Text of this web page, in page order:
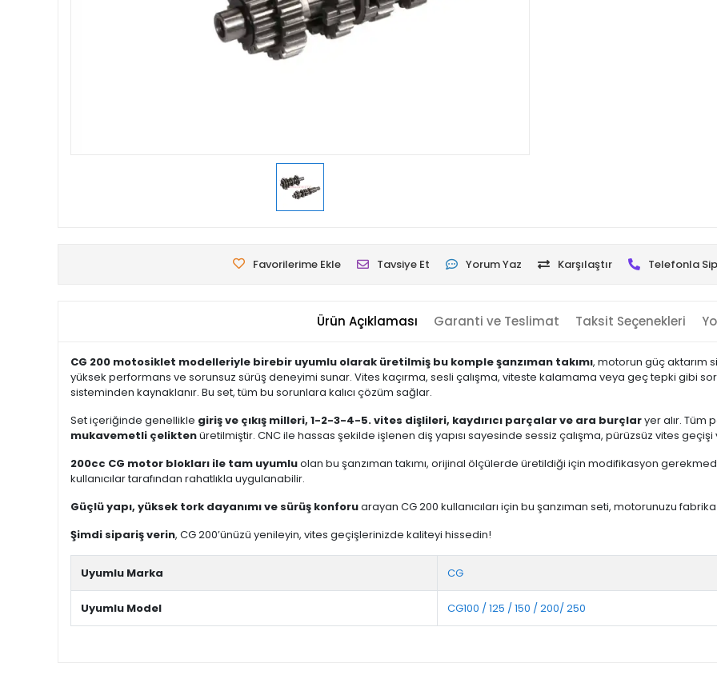
Favorilerime Ekle Tavsiye Et Yorum Yaz Karşılaştır Telefonla
Ürün Açıklaması Garanti ve Teslimat Taksit Seçenekleri
CG 200 motosiklet modelleriyle birebir uyumlu olarak üretilmiş bu komple şanzıman takımı, motorun güç aktarım
yüksek performans ve sorunsuz sürüş deneyimi sunar. Vites kaçırma, sesli çalışma, viteste kalamama veya geç tepki gibi
sisteminden kaynaklanır. Bu set, tüm bu sorunlara kalıcı çözüm sağlar.
Set içeriğinde genellikle giriş ve çıkış milleri, 1-2-3-4-5. vites dişlileri, kaydırıcı parçalar ve ara burçlaryer alır. Tüm
mukavemetli çeliktenüretilmiştir. CNC ile hassas şekilde işlenen diş yapısı sayesinde sessiz çalışma, pürüzsüz vites
200cc CG motor blokları ile tam uyumluolan bu şanzıman takımı, orijinal ölçülerde üretildiği için modifikasyon
kullanıcılar tarafından rahatlıkla uygulanabilir.
Güçlü yapı, yüksek tork dayanımı ve sürüş konforuarayan CG 200 kullanıcıları için bu şanzıman seti, motorunuzu
Şimdi sipariş verin, CG 200’ünüzü yenileyin, vites geçişlerinizde kaliteyi hissedin!
Uyumlu Marka CG
Uyumlu Model CG100 / 125 / 150 / 200/ 250